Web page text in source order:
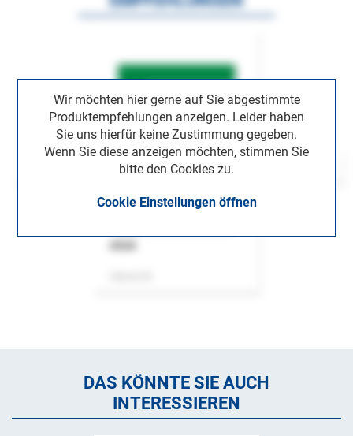
Wir möchten hier gerne auf Sie abgestimmte
Produktempfehlungen anzeigen. Leider haben
Sie uns hierfür keine Zustimmung gegeben.
Wenn Sie diese anzeigen möchten, stimmen Sie
bitte den Cookies zu.
Cookie Einstellungen öffnen
DAS KÖNNTE SIE AUCH
INTERESSIEREN